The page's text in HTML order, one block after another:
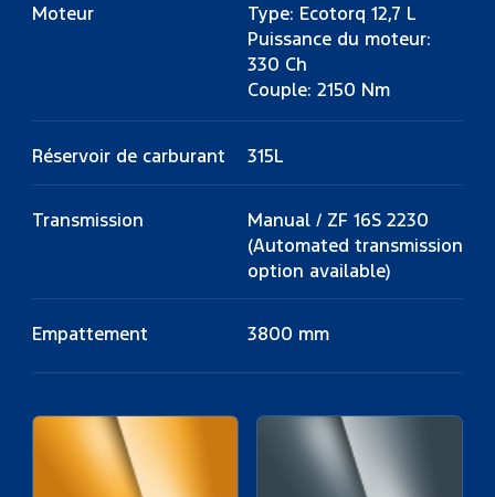
Moteur
Type: Ecotorq 12,7 L
Puissance du moteur:
330 Ch
Couple: 2150 Nm
Réservoir de carburant 315L
Transmission
Manual / ZF 16S 2230
(Automated transmission
option available)
Empattement 3800 mm